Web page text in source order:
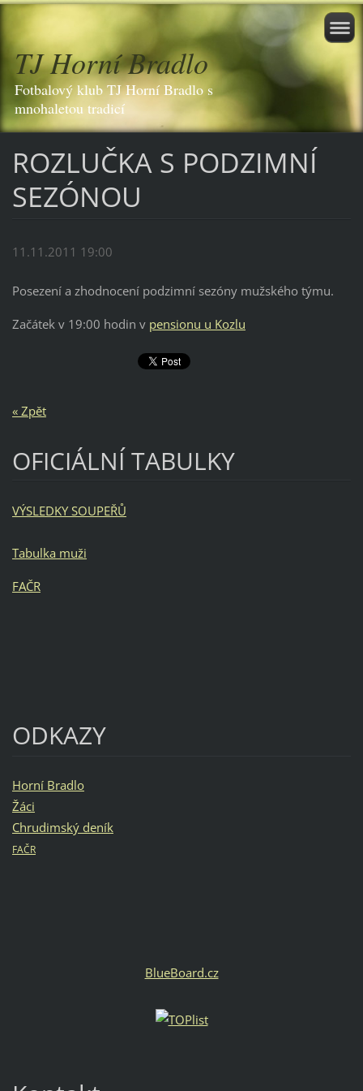
TJ Horní Bradlo
Fotbalový klub TJ Horní Bradlo s
mnohaletou tradicí
ROZLUČKA S PODZIMNÍ
SEZÓNOU
11.11.2011 19:00
Posezení a zhodnocení podzimní sezóny mužského týmu.
Začátek v 19:00 hodin v pensionu u Kozlu
« Zpět
OFICIÁLNÍ TABULKY
VÝSLEDKY SOUPEŘŮ
Tabulka muži
FAČR
ODKAZY
Horní Bradlo
Žáci
Chrudimský deník
FAČR
BlueBoard.cz